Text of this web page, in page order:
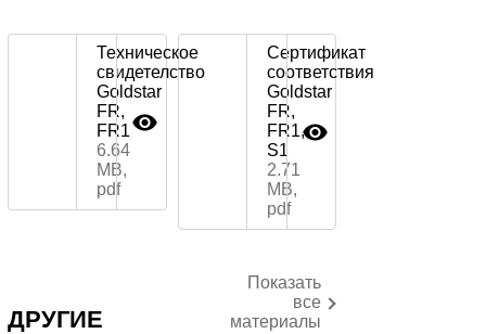
Техническое
свидетелство
Goldstar
FR,
FR1
6.64
MB,
pdf
Сертификат
соответствия
Goldstar
FR,
FR1,
S1
2.71
MB,
pdf
ДРУГИЕ
Показать
все
материалы